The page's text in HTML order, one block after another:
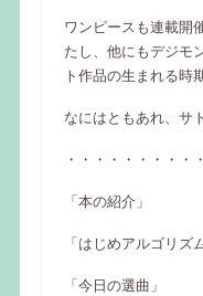
ワンピースも連載開
たし、他にもデジモ
ト作品の生まれる時
なにはともあれ、サ
・・・・・・・・・
「本の紹介」
「はじめアルゴリ
「今日の選曲」